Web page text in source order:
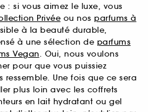
: si vous aimez le luxe, vous
Privée ou nos parfums à
à la beauté durable,
à une sélection de parfums
Vegan. Oui, nous voulons
pour que vous puissiez
Une fois que ce sera
plus loin avec les coffrets
en lait hydratant ou gel